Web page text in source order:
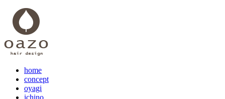
home
concept
oyagi
ichino